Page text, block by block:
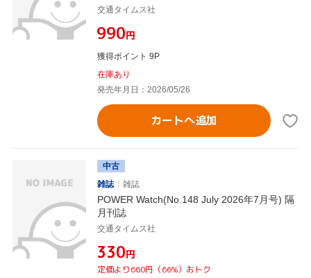
交通タイムス社
¥990円
獲得ポイント 9P
在庫あり
発売年月日：2026/05/26
カートへ追加
中古
雑誌
雑誌
POWER Watch(No.148 July 2026年7月号) 隔
月刊誌
交通タイムス社
¥330円
定価より660円（66%）おトク